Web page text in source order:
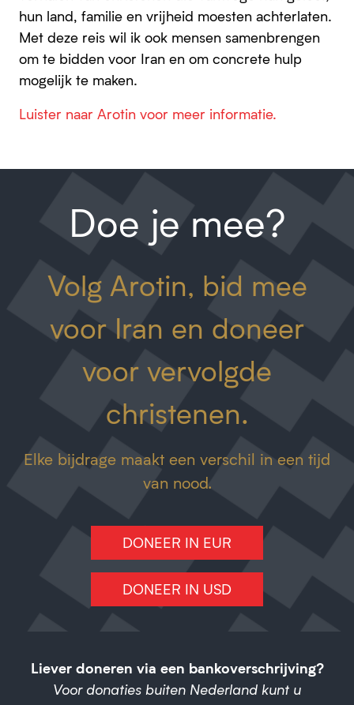
hun land, familie en vrijheid moesten achterlaten.
Met deze reis wil ik ook mensen samenbrengen
om te bidden voor Iran en om concrete hulp
mogelijk te maken.
Luister naar Arotin voor meer informatie.
Doe je mee?
Volg Arotin, bid mee
voor Iran en doneer
voor vervolgde
christenen.
Elke bijdrage maakt een verschil in een tijd
van nood.
DONEER IN EUR
DONEER IN USD
Liever doneren via een bankoverschrijving?
Voor donaties buiten Nederland kunt u